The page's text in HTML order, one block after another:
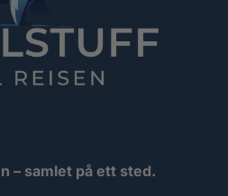
– samlet på ett sted.